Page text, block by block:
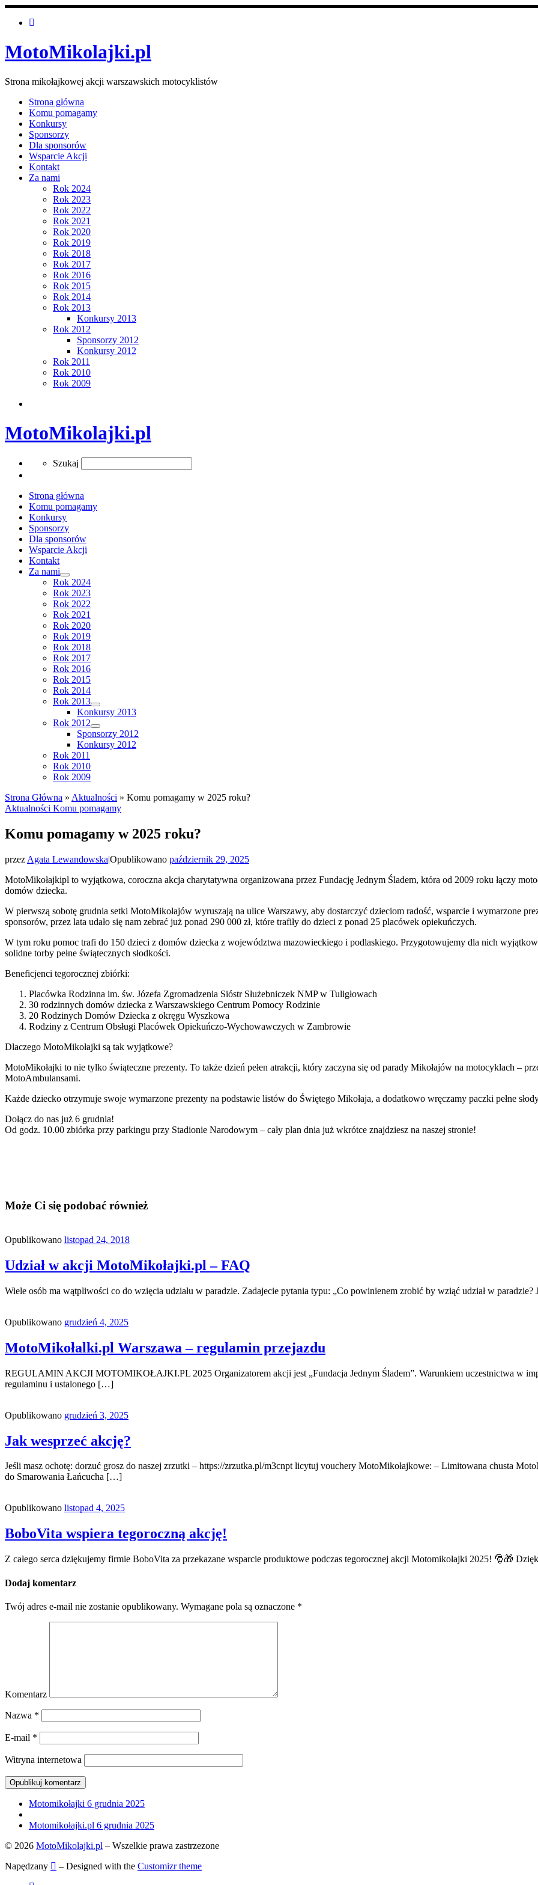
MotoMikolajki.pl
Strona mikołajkowej akcji warszawskich motocyklistów
Strona główna
Komu pomagamy
Konkursy
Sponsorzy
Dla sponsorów
Wsparcie Akcji
Kontakt
Za nami
Rok 2024
Rok 2023
Rok 2022
Rok 2021
Rok 2020
Rok 2019
Rok 2018
Rok 2017
Rok 2016
Rok 2015
Rok 2014
Rok 2013
Konkursy 2013
Rok 2012
Sponsorzy 2012
Konkursy 2012
Rok 2011
Rok 2010
Rok 2009
MotoMikolajki.pl
SearchSzukaj
Strona główna
Komu pomagamy
Konkursy
Sponsorzy
Dla sponsorów
Wsparcie Akcji
Kontakt
Za nami
Rok 2024
Rok 2023
Rok 2022
Rok 2021
Rok 2020
Rok 2019
Rok 2018
Rok 2017
Rok 2016
Rok 2015
Rok 2014
Rok 2013
Konkursy 2013
Rok 2012
Sponsorzy 2012
Konkursy 2012
Rok 2011
Rok 2010
Rok 2009
Strona Główna » Aktualności » Komu pomagamy w 2025 roku?
Aktualności Komu pomagamy
Komu pomagamy w 2025 roku?
przez Agata Lewandowska|Opublikowano październik 29, 2025
MotoMikołajkipl to wyjątkowa, coroczna akcja charytatywna organizowana przez Fundację Jednym Śladem, która od 2009 roku łączy
domów dziecka.
W pierwszą sobotę grudnia setki MotoMikołajów wyruszają na ulice Warszawy, aby dostarczyć dzieciom radość, wsparcie i wymarzone
sponsorów, przez lata udało się nam zebrać już ponad 290 000 zł, które trafiły do dzieci z ponad 25 placówek opiekuńczych.
W tym roku pomoc trafi do 150 dzieci z domów dziecka z województwa mazowieckiego i podlaskiego. Przygotowujemy dla nich
solidne torby pełne świątecznych słodkości.
Beneficjenci tegorocznej zbiórki:
Placówka Rodzinna im. św. Józefa Zgromadzenia Sióstr Służebniczek NMP w Tuligłowach
30 rodzinnych domów dziecka z Warszawskiego Centrum Pomocy Rodzinie
20 Rodzinych Domów Dziecka z okręgu Wyszkowa
Rodziny z Centrum Obsługi Placówek Opiekuńczo-Wychowawczych w Zambrowie
Dlaczego MotoMikołajki są tak wyjątkowe?
MotoMikołajki to nie tylko świąteczne prezenty. To także dzień pełen atrakcji, który zaczyna się od parady Mikołajów na motocyklach –
MotoAmbulansami.
Każde dziecko otrzymuje swoje wymarzone prezenty na podstawie listów do Świętego Mikołaja, a dodatkowo wręczamy paczki pełne
Dołącz do nas już 6 grudnia!
Od godz. 10.00 zbiórka przy parkingu przy Stadionie Narodowym – cały plan dnia już wkrótce znajdziesz na naszej stronie!
Może Ci się podobać również
Opublikowano listopad 24, 2018
Udział w akcji MotoMikołajki.pl – FAQ
Wiele osób ma wątpliwości co do wzięcia udziału w paradzie. Zadajecie pytania typu: „Co powinienem zrobić by wziąć udział w
Opublikowano grudzień 4, 2025
MotoMikołalki.pl Warszawa – regulamin przejazdu
REGULAMIN AKCJI MOTOMIKOŁAJKI.PL 2025 Organizatorem akcji jest „Fundacja Jednym Śladem”. Warunkiem uczestnictwa w
regulaminu i ustalonego […]
Opublikowano grudzień 3, 2025
Jak wesprzeć akcję?
Jeśli masz ochotę: dorzuć grosz do naszej zrzutki – https://zrzutka.pl/m3cnpt licytuj vouchery MotoMikołajkowe: – Limitowana chusta
do Smarowania Łańcucha […]
Opublikowano listopad 4, 2025
BoboVita wspiera tegoroczną akcję!
Z całego serca dziękujemy firmie BoboVita za przekazane wsparcie produktowe podczas tegorocznej akcji Motomikołajki 2025! 🎅🎁
Dodaj komentarz
Twój adres e-mail nie zostanie opublikowany. Wymagane pola są oznaczone *
Komentarz
Nazwa *
E-mail *
Witryna internetowa
Przeglądanie
Wpisów
Poprzedni
Motomikołajki 6 grudnia 2025
do
postów
Następny
Motomikołajki.pl 6 grudnia 2025
© 2026 MotoMikolajki.pl – Wszelkie prawa zastrzezone
Napędzany
– Designed with the Customizr theme